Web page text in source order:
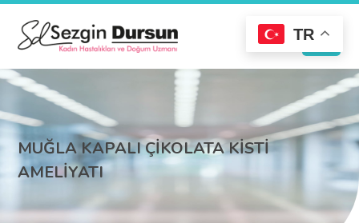
MUĞLA KAPALI ÇİKOLATA KİSTİ
AMELİYATI
TR